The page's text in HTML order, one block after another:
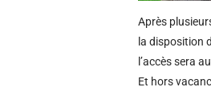
Après
la disposition
l’accès sera
Et hors